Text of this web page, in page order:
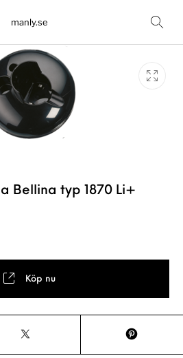
manly.se
Bellina typ 1870 Li+
Köp nu